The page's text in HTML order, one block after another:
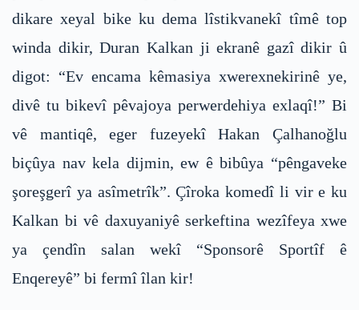
dikare xeyal bike ku dema lîstikvanekî tîmê top
winda dikir, Duran Kalkan ji ekranê gazî dikir û
digot: “Ev encama kêmasiya xwerexnekirinê ye,
divê tu bikevî pêvajoya perwerdehiya exlaqî!” Bi
vê mantiqê, eger fuzeyekî Hakan Çalhanoğlu
biçûya nav kela dijmin, ew ê bibûya “pêngaveke
şoreşgerî ya asîmetrîk”. Çîroka komedî li vir e ku
Kalkan bi vê daxuyaniyê serkeftina wezîfeya xwe
ya çendîn salan wekî “Sponsorê Sportîf ê
Enqereyê” bi fermî îlan kir!